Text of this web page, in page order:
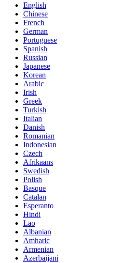
English
Chinese
French
German
Portuguese
Spanish
Russian
Japanese
Korean
Arabic
Irish
Greek
Turkish
Italian
Danish
Romanian
Indonesian
Czech
Afrikaans
Swedish
Polish
Basque
Catalan
Esperanto
Hindi
Lao
Albanian
Amharic
Armenian
Azerbaijani